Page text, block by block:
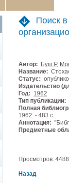
Поиск
Автор: Буш Р,
Название:
Статус:
Издательство
Год: 1962
Тип публикации:
Полная
1962. - 483 с.
Аннотация:
Предметные
Просмотров:
Назад